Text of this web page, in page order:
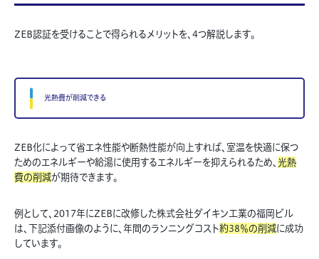
ZEB認証を受けることで得られるメリットを、4つ解説します。
光熱費が削減できる
ZEB化によって省エネ性能や断熱性能が向上すれば、室温を快適に保つ
ためのエネルギーや給湯に使用するエネルギーを抑えられるため、 光熱
費の削減が期待できます。
例として、2017年にZEBに改修した株式会社ダイキン工業の福岡ビル
は、下記添付画像のように、年間のランニングコスト約38％の削減に成功
しています。